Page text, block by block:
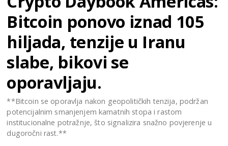
Bitcoin ponovo iznad 105
hiljada, tenzije u Iranu
slabe, bikovi se
oporavljaju.
**Bitcoin se oporavlja nakon geopolitičkih tenzija, podržan
potencijalnim smanjenjem kamatnih stopa i rastom
institucionalne potražnje, što signalizira snažno povjerenje u
dugoročni rast.**